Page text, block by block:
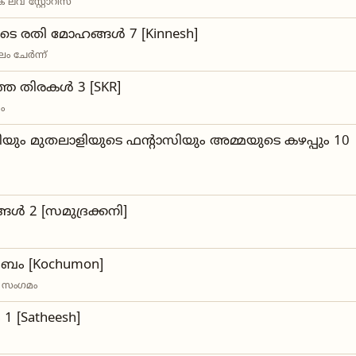
ലവ് സ്റ്റോറീസ്
രതി മോഹങ്ങൾ 7 [Kinnesh]
ചേർന്ന്
തിരകൾ 3 [SKR]
മുതലാളിയുടെ ഫന്റാസിയും അമ്മയുടെ കഴപ്പും 10
2 [സമുദ്രക്കനി]
[Kochumon]
സംഗമം